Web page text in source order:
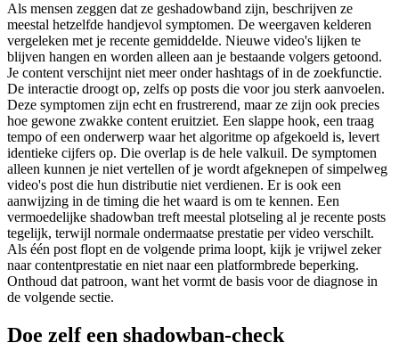
Als mensen zeggen dat ze geshadowband zijn, beschrijven ze
meestal hetzelfde handjevol symptomen. De weergaven kelderen
vergeleken met je recente gemiddelde. Nieuwe video's lijken te
blijven hangen en worden alleen aan je bestaande volgers getoond.
Je content verschijnt niet meer onder hashtags of in de zoekfunctie.
De interactie droogt op, zelfs op posts die voor jou sterk aanvoelen.
Deze symptomen zijn echt en frustrerend, maar ze zijn ook precies
hoe gewone zwakke content eruitziet. Een slappe hook, een traag
tempo of een onderwerp waar het algoritme op afgekoeld is, levert
identieke cijfers op. Die overlap is de hele valkuil. De symptomen
alleen kunnen je niet vertellen of je wordt afgeknepen of simpelweg
video's post die hun distributie niet verdienen. Er is ook een
aanwijzing in de timing die het waard is om te kennen. Een
vermoedelijke shadowban treft meestal plotseling al je recente posts
tegelijk, terwijl normale ondermaatse prestatie per video verschilt.
Als één post flopt en de volgende prima loopt, kijk je vrijwel zeker
naar contentprestatie en niet naar een platformbrede beperking.
Onthoud dat patroon, want het vormt de basis voor de diagnose in
de volgende sectie.
Doe zelf een shadowban-check